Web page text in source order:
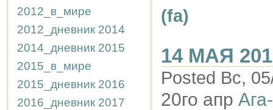
2012_в_мире
2012_дневник 2014
2014_дневник 2015
2015_в_мире
2015_дневник 2016
2016_дневник 2017
(fa)
14 МАЯ
Posted Вс,
20го апр